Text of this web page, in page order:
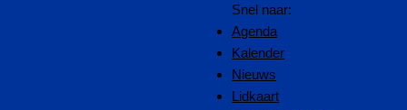
Snel naar:
Agenda
Kalender
Nieuws
Lidkaart